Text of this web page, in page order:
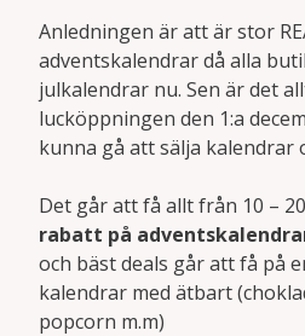
Anledningen är att är stor
adventskalendrar då alla
julkalendrar nu. Sen är det
lucköppningen den 1:a
kunna gå att sälja kalendrar
Det går att få allt från 10 –
rabatt på
och bäst deals går att få på
kalendrar med ätbart
popcorn m.m)